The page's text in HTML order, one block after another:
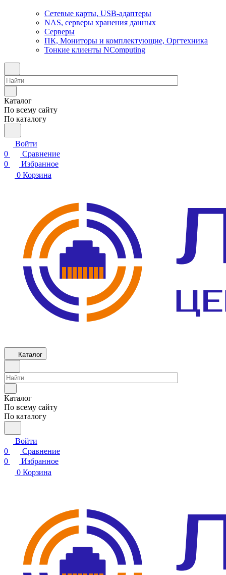
Сетевые карты, USB-адаптеры
NAS, серверы хранения данных
Серверы
ПК, Мониторы и комплектующие, Оргтехника
Тонкие клиенты NComputing
Каталог
По всему сайту
По каталогу
Войти
0
Сравнение
0
Избранное
0 Корзина
Каталог
Каталог
По всему сайту
По каталогу
Войти
0
Сравнение
0
Избранное
0 Корзина